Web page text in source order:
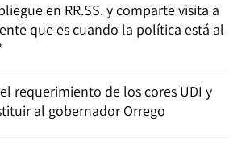
en RR.SS. y comparte visita a
que es cuando la política está al
requerimiento de los cores UDI y
al gobernador Orrego